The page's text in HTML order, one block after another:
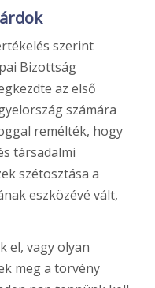
szerint
Bizottság
az első
számára
remélték, hogy
társadalmi
szétosztása a
eszközévé vált,
el, vagy olyan
meg a törvény